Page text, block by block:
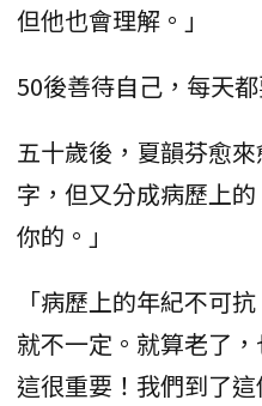
但他也會理解。」
50後善待自己，每天
五十歲後，夏韻芬愈
字，但又分成病歷上
你的。」
「病歷上的年紀不可
就不一定。就算老了
這很重要！我們到了